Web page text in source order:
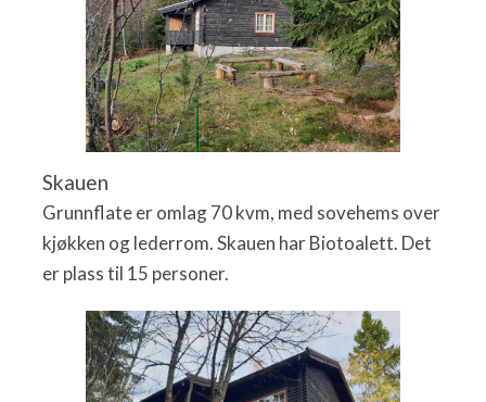
Skauen
Grunnflate er omlag 70 kvm, med sovehems over
kjøkken og lederrom. Skauen har Biotoalett. Det
er plass til 15 personer.